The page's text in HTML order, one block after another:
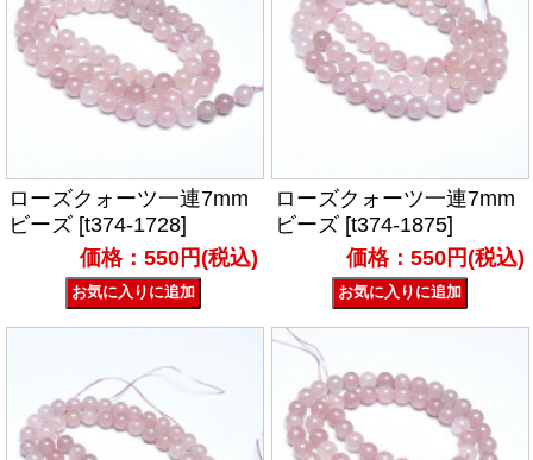
ローズクォーツ一連7mm
ビーズ [t374-1728]
価格：550円(税込)
ローズクォーツ一連7mm
ビーズ [t374-1875]
価格：550円(税込)